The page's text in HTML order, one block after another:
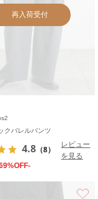
再入荷受付
クバレルパンツ
4.8 （8）
レビュー
を見る